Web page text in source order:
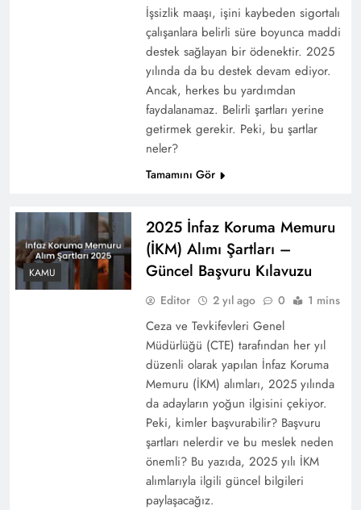
İşsizlik maaşı, işini kaybeden sigortalı
çalışanlara belirli süre boyunca maddi
destek sağlayan bir ödenektir. 2025
yılında da bu destek devam ediyor.
Ancak, herkes bu yardımdan
faydalanamaz. Belirli şartları yerine
getirmek gerekir. Peki, bu şartlar
neler?
Tamamını Gör
KAMU
2025 İnfaz Koruma Memuru
(İKM) Alımı Şartları –
Güncel Başvuru Kılavuzu
Editor 2 yıl ago 0 1 mins
Ceza ve Tevkifevleri Genel
Müdürlüğü (CTE) tarafından her yıl
düzenli olarak yapılan İnfaz Koruma
Memuru (İKM) alımları, 2025 yılında
da adayların yoğun ilgisini çekiyor.
Peki, kimler başvurabilir? Başvuru
şartları nelerdir ve bu meslek neden
önemli? Bu yazıda, 2025 yılı İKM
alımlarıyla ilgili güncel bilgileri
paylaşacağız.